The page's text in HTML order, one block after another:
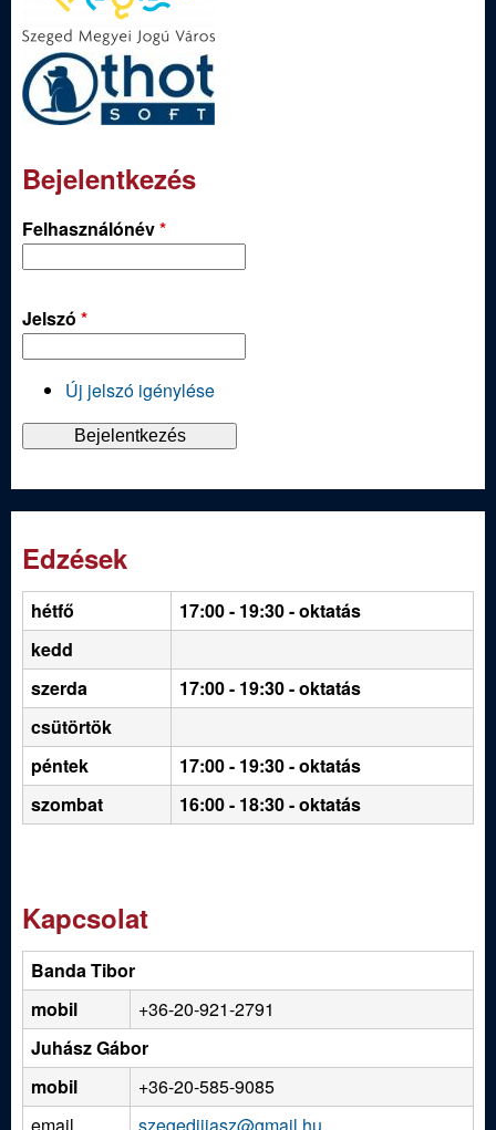
Bejelentkezés
Felhasználónév*
Jelszó *
Új jelszó igénylése
Edzések
hétfő 17:00 - 19:30- oktatás
kedd
szerda
17:00 - 19:30 - oktatás
csütörtök
péntek
17:00 - 19:30 - oktatás
szombat
16:00 - 18:30 - oktatás
Kapcsolat
Banda Tibor
mobil
+36-20-921-2791
Juhász Gábor
mobil
+36-20-585-9085